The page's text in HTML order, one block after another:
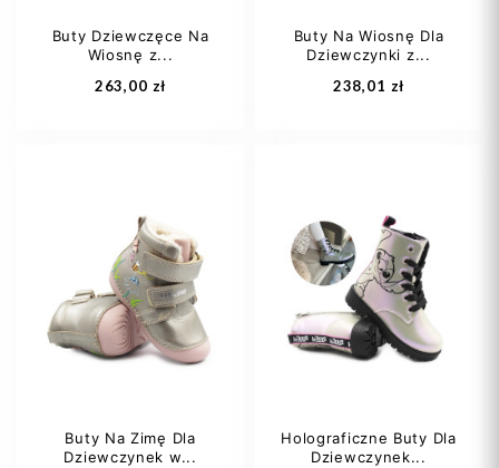
Dodaj do koszyka Dodaj do koszyka
Buty Dziewczęce Na
Wiosnę z...
263,00 zł
26
27
28
29 +2
Dodaj do koszyka
Buty Na Wiosnę Dla
Dziewczynki z...
238,01 zł
25 27
29
30
Dodaj do koszyka
Buty Na Zimę Dla
Dziewczynek w...
Holograficzne Buty Dla
Dziewczynek...